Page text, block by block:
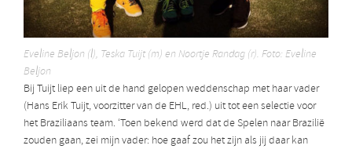
Eveline Beljon (l), Teska Tuijt (m) en Noortje Randag (r). Foto: Eveline
Beljon
Bij Tuijt liep een uit de hand gelopen weddenschap met haar vader
(Hans Erik Tuijt, voorzitter van de EHL, red.) uit tot een selectie voor
het Braziliaans team. ‘Toen bekend werd dat de Spelen naar Brazilië
zouden gaan, zei mijn vader: hoe gaaf zou het zijn als jij daar kan